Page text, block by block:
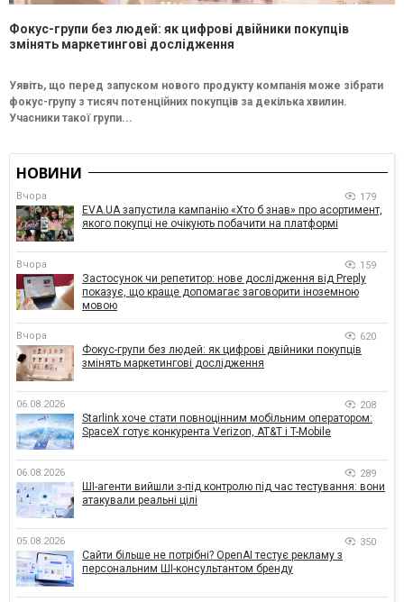
Фокус-групи без людей: як цифрові двійники покупців
змінять маркетингові дослідження
Уявіть, що перед запуском нового продукту компанія може зібрати
фокус-групу з тисяч потенційних покупців за декілька хвилин.
Учасники такої групи...
НОВИНИ
Вчора 179
EVA.UA запустила кампанію «Хто б знав» про асортимент,
якого покупці не очікують побачити на платформі
Вчора 159
Застосунок чи репетитор: нове дослідження від Preply
показує, що краще допомагає заговорити іноземною
мовою
Вчора 620
Фокус-групи без людей: як цифрові двійники покупців
змінять маркетингові дослідження
06.08.2026 208
Starlink хоче стати повноцінним мобільним оператором:
SpaceX готує конкурента Verizon, AT&T і T-Mobile
06.08.2026 289
ШІ-агенти вийшли з-під контролю під час тестування: вони
атакували реальні цілі
05.08.2026 350
Сайти більше не потрібні? OpenAI тестує рекламу з
персональним ШІ-консультантом бренду